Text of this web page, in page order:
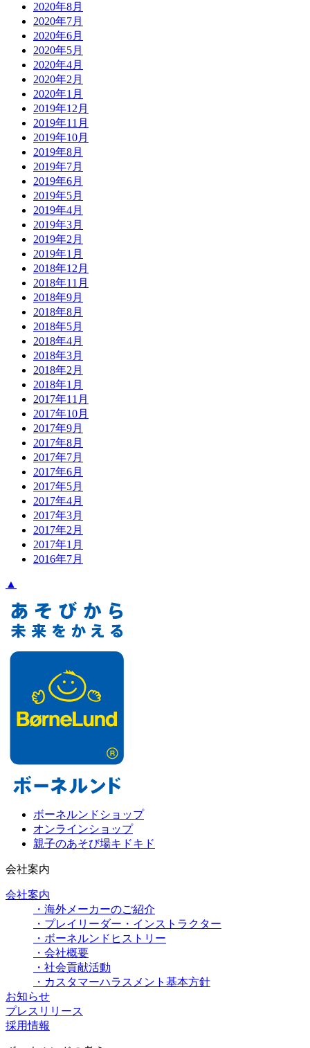
2020年8月
2020年7月
2020年6月
2020年5月
2020年4月
2020年2月
2020年1月
2019年12月
2019年11月
2019年10月
2019年8月
2019年7月
2019年6月
2019年5月
2019年4月
2019年3月
2019年2月
2019年1月
2018年12月
2018年11月
2018年9月
2018年8月
2018年5月
2018年4月
2018年3月
2018年2月
2018年1月
2017年11月
2017年10月
2017年9月
2017年8月
2017年7月
2017年6月
2017年5月
2017年4月
2017年3月
2017年2月
2017年1月
2016年7月
▲
ボーネルンドショップ
オンラインショップ
親子のあそび場キドキド
会社案内
会社案内
・海外メーカーのご紹介
・プレイリーダー・インストラクター
・ボーネルンドヒストリー
・会社概要
・社会貢献活動
・カスタマーハラスメント基本方針
お知らせ
プレスリリース
採用情報